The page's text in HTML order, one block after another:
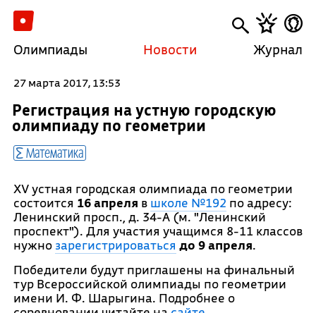
Олимпиады Новости Журнал
27 марта 2017, 13:53
Регистрация на устную городскую
олимпиаду по геометрии
Математика
XV устная городская олимпиада по геометрии
состоится 16 апреля в школе №192 по адресу:
Ленинский просп., д. 34-А (м. "Ленинский
проспект"). Для участия учащимся 8-11 классов
нужно зарегистрироваться до 9 апреля.
Победители будут приглашены на финальный
тур Всероссийской олимпиады по геометрии
имени И. Ф. Шарыгина. Подробнее о